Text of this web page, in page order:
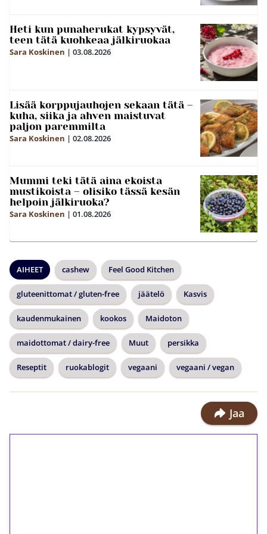
Heti kun punaherukat kypsyvät,
teen tätä kuohkeaa jälkiruokaa
Sara Koskinen | 03.08.2026
Lisää korppujauhojen sekaan tätä –
kuha, siika ja ahven maistuvat
paljon paremmilta
Sara Koskinen | 02.08.2026
Mummi teki tätä aina ekoista
mustikoista – olisiko tässä kesän
helpoin jälkiruoka?
Sara Koskinen | 01.08.2026
AIHEET cashew Feel Good Kitchen
gluteenittomat / gluten-free jäätelö Kasvis
kaudenmukainen kookos Maidoton
maidottomat / dairy-free Muut persikka
Reseptit ruokablogit vegaani vegaani / vegan
Jaa